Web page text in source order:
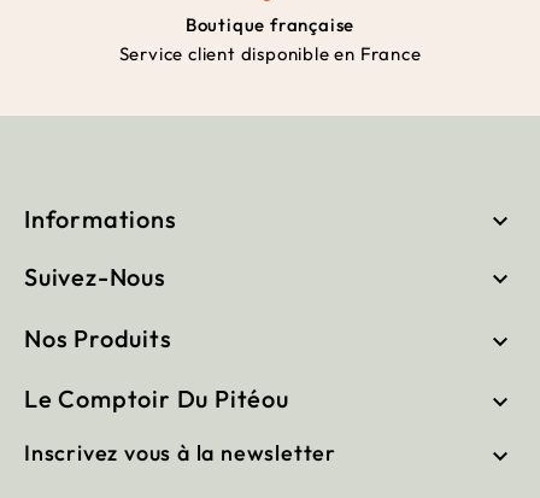
Boutique française
Service client disponible en France
Informations 
Suivez-Nous 
Nos Produits 
Le Comptoir Du Pitéou 
Inscrivez vous à la newsletter 